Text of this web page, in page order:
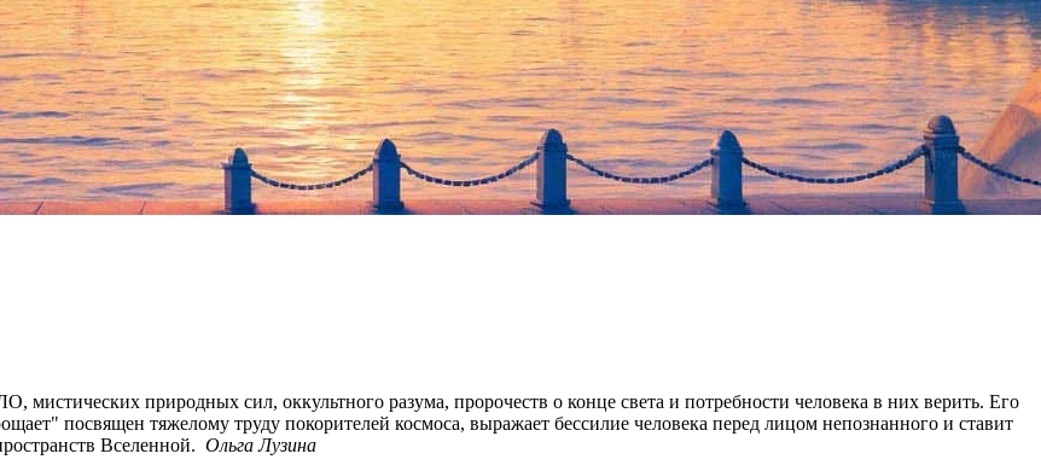
природных сил, оккультного разума, пророчеств о конце света и потребности человека в них верить. Его
посвящен тяжелому труду покорителей космоса, выражает бессилие человека перед лицом непознанного и ставит
Вселенной. Ольга Лузина